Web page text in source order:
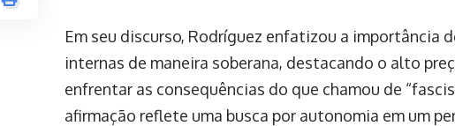
Em seu discurso, Rodríguez enfatizou a importância
internas de maneira soberana, destacando o alto
enfrentar as consequências do que chamou de
afirmação reflete uma busca por autonomia em um